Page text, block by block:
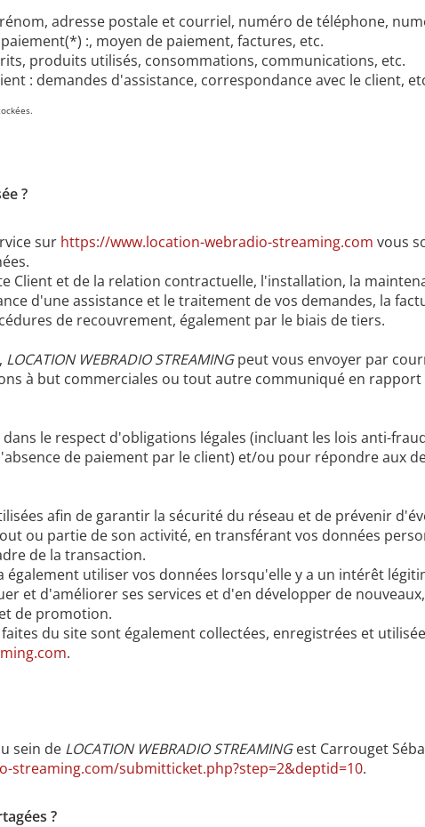
adresse postale et courriel, numéro de téléphone,
:, moyen de paiement, factures, etc.
produits utilisés, consommations, communications, etc.
: demandes d'assistance, correspondance avec le client,
?
sur https://www.location-webradio-streaming.com vous
Client et de la relation contractuelle, l'installation, la
d'une assistance et le traitement de vos demandes, la
de recouvrement, également par le biais de tiers.
LOCATION WEBRADIO STREAMINGpeut vous envoyer par
à but commerciales ou tout autre communiqué en rapport
le respect d'obligations légales (incluant les lois anti-
de paiement par le client) et/ou pour répondre aux
afin de garantir la sécurité du réseau et de prévenir
ou partie de son activité, en transférant vos données
de la transaction.
utiliser vos données lorsqu'elle y a un intérêt
et d'améliorer ses services et d'en développer de
de promotion.
du site sont également collectées, enregistrées et
.
sein de LOCATION WEBRADIO STREAMINGest Carrouget
streaming.com/submitticket.php?step=2&deptid=10.
?